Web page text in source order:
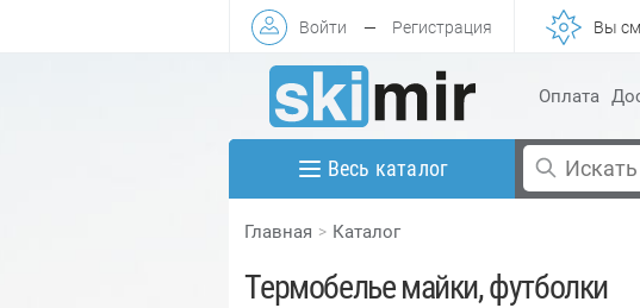
Войти — Регистрация Вы
Оплата
Весь каталог
Главная Каталог
Термобелье майки, футболки